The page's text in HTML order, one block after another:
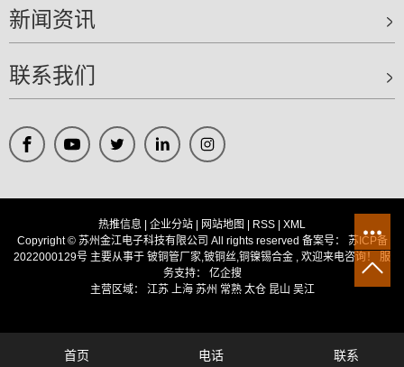
新闻资讯
联系我们
热推信息 | 企业分站 | 网站地图 | RSS | XML
Copyright © 苏州金江电子科技有限公司 All rights reserved 备案号： 苏ICP备
2022000129号 主要从事于 铍铜管厂家 铍铜丝 铜镍锡合金 , 欢迎来电咨询！
服
务支持：
亿企搜
主营区域： 江苏 上海 苏州 常熟 太仓 昆山 吴江
首页 电话 联系